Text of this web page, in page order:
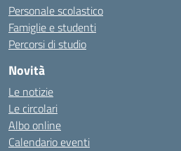
Personale scolastico
Famiglie e studenti
Percorsi di studio
Novità
Le notizie
Le circolari
Albo online
Calendario eventi